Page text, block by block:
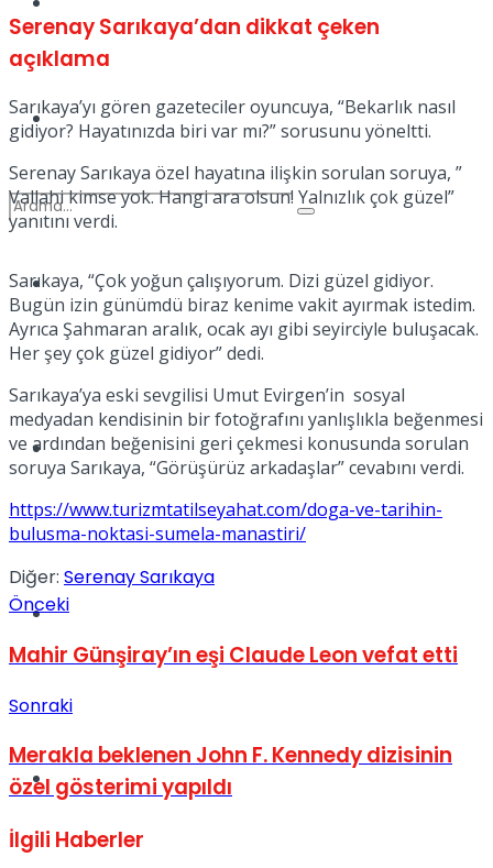
Dünya
Türkiye
Müzik
Sinema
Tatil
No Result
View All Result
Serenay Sarıkaya’dan dikkat çeken
açıklama
Sarıkaya’yı gören gazeteciler oyuncuya, “Bekarlık nasıl
gidiyor? Hayatınızda biri var mı?” sorusunu yöneltti.
Serenay Sarıkaya özel hayatına ilişkin sorulan soruya, ”
Vallahi kimse yok. Hangi ara olsun! Yalnızlık çok güzel”
yanıtını verdi.
Sarıkaya, “Çok yoğun çalışıyorum. Dizi güzel gidiyor.
Bugün izin günümdü biraz kenime vakit ayırmak istedim.
Ayrıca Şahmaran aralık, ocak ayı gibi seyirciyle buluşacak.
Her şey çok güzel gidiyor” dedi.
Sarıkaya’ya eski sevgilisi Umut Evirgen’in sosyal
medyadan kendisinin bir fotoğrafını yanlışlıkla beğenmesi
ve ardından beğenisini geri çekmesi konusunda sorulan
soruya Sarıkaya, “Görüşürüz arkadaşlar” cevabını verdi.
https://www.turizmtatilseyahat.com/doga-ve-tarihin-
bulusma-noktasi-sumela-manastiri/
Diğer: Serenay Sarıkaya
Önceki
Mahir Günşiray’ın eşi Claude Leon vefat etti
Sonraki
Merakla beklenen John F. Kennedy dizisinin
özel gösterimi yapıldı
İlgili Haberler